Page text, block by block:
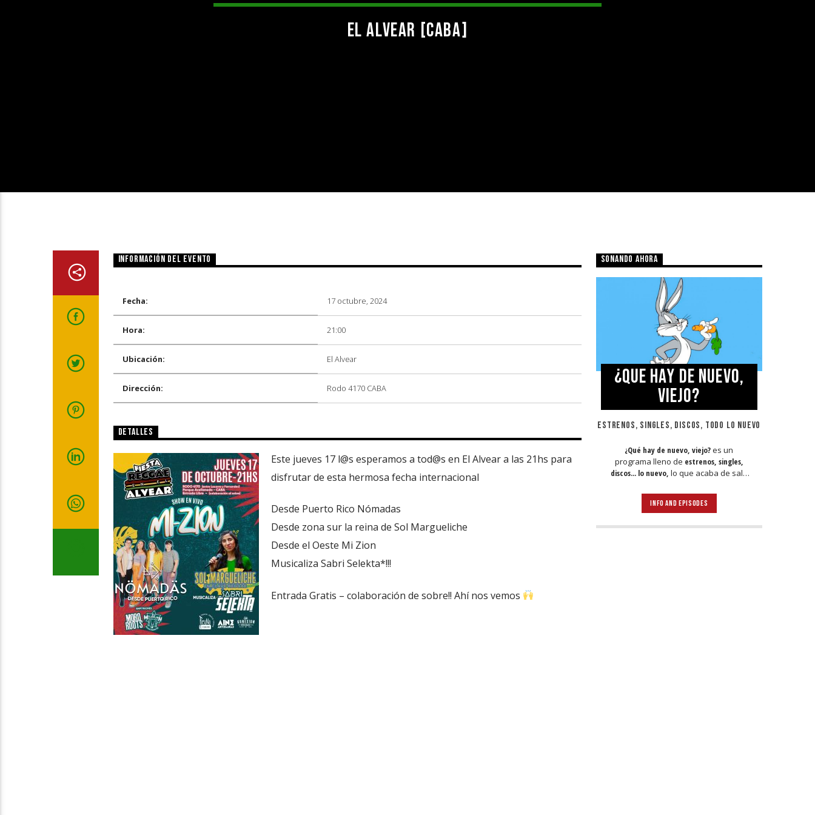
EL ALVEAR [CABA]
INFORMACIÓN DEL EVENTO
Fecha: 17 octubre, 2024
Hora: 21:00
Ubicación: El Alvear
Dirección: Rodo 4170 CABA
DETALLES
Este jueves 17 l@s esperamos a tod@s en El Alvear a las 21hs para
disfrutar de esta hermosa fecha internacional
Desde Puerto Rico Nómadas
Desde zona sur la reina de Sol Margueliche
Desde el Oeste Mi Zion
Musicaliza Sabri Selekta*!!!
Entrada Gratis – colaboración de sobre!! Ahí nos vemos
SONANDO AHORA
¿QUE HAY DE NUEVO,
VIEJO?
ESTRENOS, SINGLES, DISCOS, TODO LO NUEVO
¿Qué hay de nuevo, viejo?es un
programa lleno de estrenos, singles,
discos... lo nuevo, lo que acaba de salir
lo escuchas acá. Sin cortes y
conducido por:Bugs Bunny,
INFO AND EPISODES